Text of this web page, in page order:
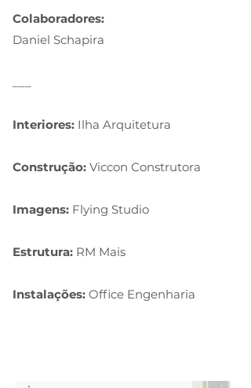
Colaboradores:
Daniel Schapira
Interiores: Ilha Arquitetura
Construção: Viccon Construtora
Imagens: Flying Studio
Estrutura: RM Mais
Instalações: Office Engenharia